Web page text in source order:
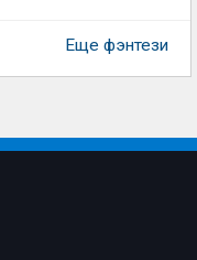
Еще фэнтези